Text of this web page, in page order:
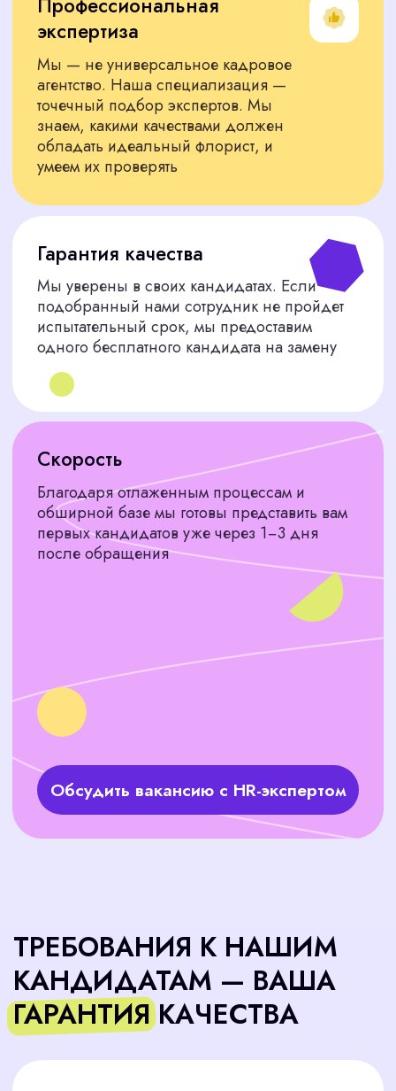
ПОДБЕРЕМ СПЕЦИАЛИСТА
ТОЧНО ПОД ВАШИ ЗАДАЧИ
Представляем вам только тех
специалистов, которые соответствуют
строгим критериям
проверенные фрилансеры для выполнения
конкретной задачи
Для разовых проектов
Для HoReCa
мастера, которые увеличат средний чек и число
постоянных клиентов
Для цветочных салонов и
магазинов
флористы с опытом работы на свадьбах,
корпоративах и выставках
Для оформления мероприятий
70% — остаток
после утверждения кандидата
СКОЛЬКО СТОИТ
ПОДБОР ФЛОРИСТА
Гарантия:
Стоимость — один месячный оклад флориста по
Волгограду. Оплата делится на два этапа для
вашего удобства